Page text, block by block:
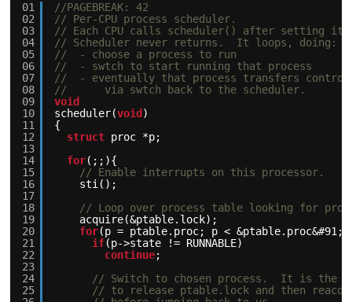
01
02
03
04
05
06
07
08
09
10
11
12
13
14
15
16
17
18
19
20
21
22
23
24
25
//PAGEBREAK: 42
// Per-CPU process scheduler.
// Each CPU calls scheduler() after setting
// Scheduler never returns.  It loops, doing:
//  - choose a process to run
//  - swtch to start running that process
//  - eventually that process transfers control
//      via swtch back to the scheduler.
void
scheduler(void )
{
struct proc *p;
for(;;){
// Enable interrupts on this processor.
sti();
// Loop over process table looking for
acquire(&ptable.lock);
for(p = ptable.proc; p <
if(p->state != RUNNABLE)
continue;
// Switch to chosen process.  It is the
// to release ptable.lock and then